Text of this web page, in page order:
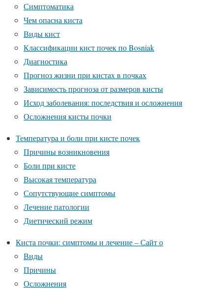
Симптоматика
Чем опасна киста
Виды кист
Классификации кист почек по Bosniak
Диагностика
Прогноз жизни при кистах в почках
Зависимость прогноза от размеров кисты
Исход заболевания: последствия и осложнения
Осложнения кисты почки
Температура и боли при кисте почек
Причины возникновения
Боли при кисте
Высокая температура
Сопутствующие симптомы
Лечение патологии
Диетический режим
Киста почки: симптомы и лечение – Сайт о
Виды
Причины
Осложнения